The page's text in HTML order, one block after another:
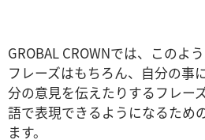
GROBAL CROWNでは、このよ
フレーズはもちろん、自分の事
分の意見を伝えたりするフレー
語で表現できるようになるため
ます。